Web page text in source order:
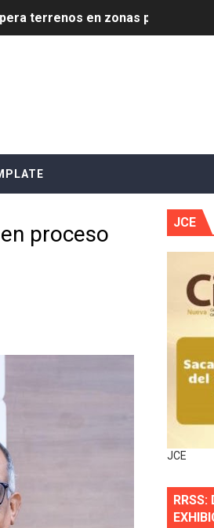
a comerciantes
mediante Jornada de
y 46 millones de mercancías en
de Desarrollo de la Comunidad
de la Suprema Corte de
ineficiente la gestión del
histórica de elegir la
Lincoln y fallecer horas
apagones en Santo Domingo
en la Fernández
Este
Este
proceso
JCE
JCE
RRSS: